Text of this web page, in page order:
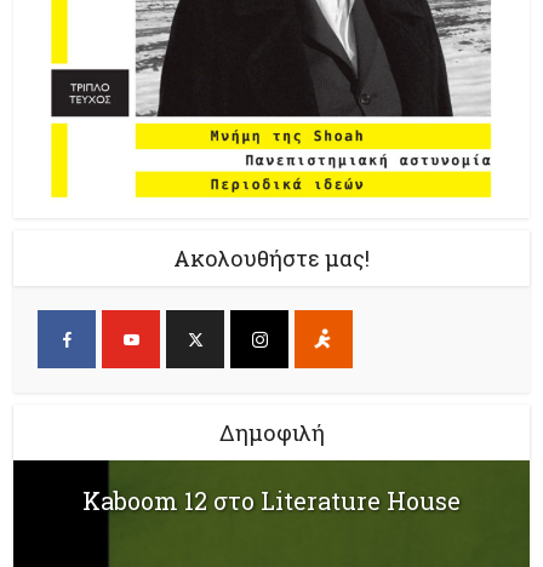
Ακολουθήστε μας!
Δημοφιλή
Kaboom 12 στο Literature House